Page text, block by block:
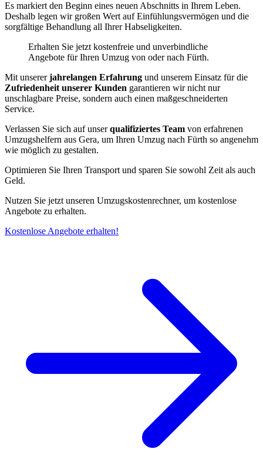
Es markiert den Beginn eines neuen Abschnitts in Ihrem Leben.
Deshalb legen wir großen Wert auf Einfühlungsvermögen und die
sorgfältige Behandlung all Ihrer Habseligkeiten.
Erhalten Sie jetzt kostenfreie und unverbindliche
Angebote für Ihren Umzug von oder nach Fürth.
Mit unsererjahrelangen Erfahrung und unserem Einsatz für die
Zufriedenheit unserer Kunden garantieren wir nicht nur
unschlagbare Preise, sondern auch einen maßgeschneiderten
Service.
Verlassen Sie sich auf unserqualifiziertes Team von erfahrenen
Umzugshelfern aus Gera, um Ihren Umzug nach Fürth so angenehm
wie möglich zu gestalten.
Optimieren Sie Ihren Transport und sparen Sie sowohl Zeit als auch
Geld.
Nutzen Sie jetzt unseren Umzugskostenrechner, um kostenlose
Angebote zu erhalten.
Kostenlose Angebote erhalten!